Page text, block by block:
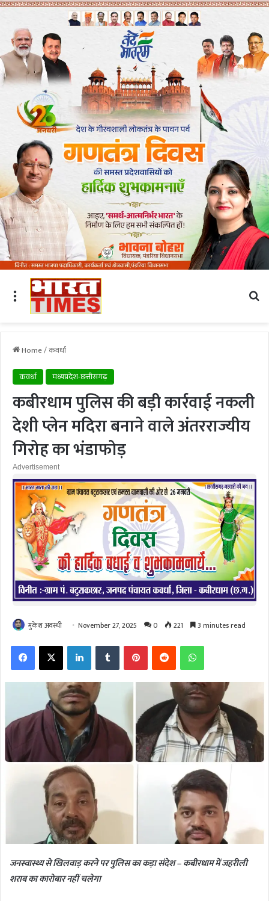
Menu
Home/कवर्धा
कवर्धा
मध्यप्रदेश-छत्तीसगढ़
कबीरधाम पुलिस की बड़ी कार्रवाई नकली
देशी प्लेन मदिरा बनाने वाले अंतरराज्यीय
गिरोह का भंडाफोड़
Advertisement
मुकेश अवस्थी November 27, 2025 0 221 3 minutes read
FacebookX LinkedInTumblr PinterestReddit WhatsApp
जनस्वास्थ्य से खिलवाड़ करने पर पुलिस का कड़ा संदेश – कबीरधाम में जहरीली
शराब का कारोबार नहीं चलेगा